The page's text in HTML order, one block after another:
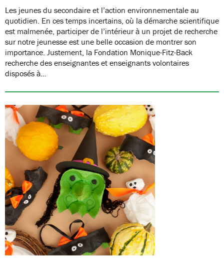
Les jeunes du secondaire et l’action environnementale au
quotidien. En ces temps incertains, où la démarche scientifique
est malmenée, participer de l’intérieur à un projet de recherche
sur notre jeunesse est une belle occasion de montrer son
importance. Justement, la Fondation Monique-Fitz-Back
recherche des enseignantes et enseignants volontaires
disposés à…